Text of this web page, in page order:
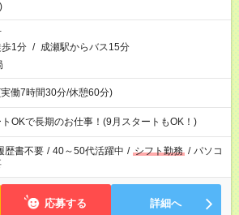
1分 / 成瀬駅からバス15分
働7時間30分/休憩60分)
OKで長期のお仕事！(9月スタートもOK！)
歴書不要 / 40～50代活躍中 / シフト勤務 / パソコ
応募する 詳細へ